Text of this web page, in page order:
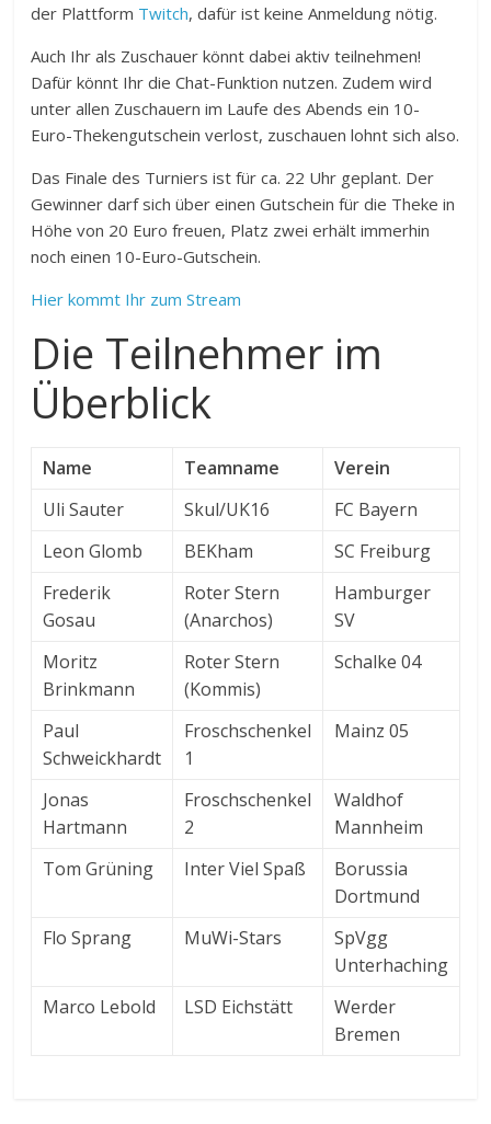
der Plattform Twitch, dafür ist keine Anmeldung nötig.
Auch Ihr als Zuschauer könnt dabei aktiv teilnehmen!
Dafür könnt Ihr die Chat-Funktion nutzen. Zudem wird
unter allen Zuschauern im Laufe des Abends ein 10-
Euro-Thekengutschein verlost, zuschauen lohnt sich also.
Das Finale des Turniers ist für ca. 22 Uhr geplant. Der
Gewinner darf sich über einen Gutschein für die Theke in
Höhe von 20 Euro freuen, Platz zwei erhält immerhin
noch einen 10-Euro-Gutschein.
Hier kommt Ihr zum Stream
Die Teilnehmer im
Überblick
Name Teamname
Verein
Uli Sauter
Skul/UK16
FC Bayern
Leon Glomb
BEKham
SC Freiburg
Frederik
Gosau
Roter Stern
(Anarchos)
Hamburger
SV
Moritz
Brinkmann
Roter Stern
(Kommis)
Schalke 04
Paul
Schweickhardt
Froschschenkel
1
Mainz 05
Jonas
Hartmann
Froschschenkel
2
Waldhof
Mannheim
Tom Grüning
Inter Viel Spaß
Borussia
Dortmund
Flo Sprang
MuWi-Stars
SpVgg
Unterhaching
Marco Lebold
LSD Eichstätt
Werder
Bremen